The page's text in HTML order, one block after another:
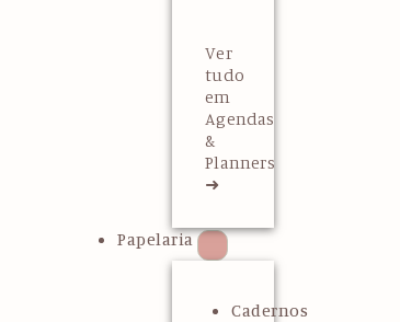
Ver
tudo
em
Agendas
&
Planners
➜
Papelaria
Cadernos